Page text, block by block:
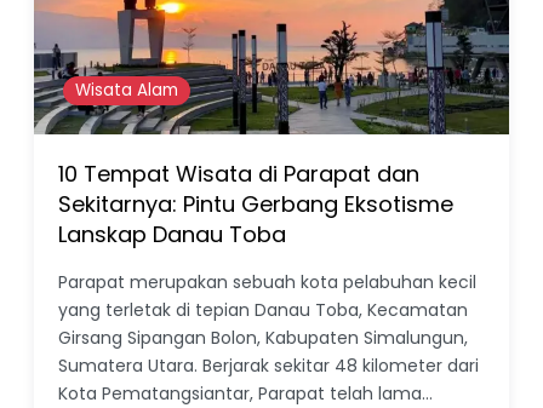
Wisata Alam
10 Tempat Wisata di Parapat dan
Sekitarnya: Pintu Gerbang Eksotisme
Lanskap Danau Toba
Parapat merupakan sebuah kota pelabuhan kecil
yang terletak di tepian Danau Toba, Kecamatan
Girsang Sipangan Bolon, Kabupaten Simalungun,
Sumatera Utara. Berjarak sekitar 48 kilometer dari
Kota Pematangsiantar, Parapat telah lama…